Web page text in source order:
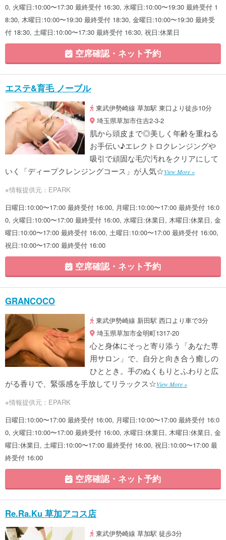
0, 火曜日:10:00〜17:30 最終受付 16:30, 水曜日:10:00〜19:30 最終受付 1
8:30, 木曜日:10:00〜19:30 最終受付 18:30, 金曜日:10:00〜19:30 最終受
付 18:30, 土曜日:10:00〜17:30 最終受付 16:30, 祝日:休業日
空席確認・ネット予約
エステ&育毛 ノーブル
東武伊勢崎線 草加駅 東口より徒歩10分
埼玉県草加市住吉2-3-2
肌から頭皮まで◎美しく年齢を重ねる
お手伝い♪エレクトロクレンジングや
吸引で頑固な毛穴汚れをクリアにして
いく「ディープクレンジングコース」が人気☆View More »
※情報提供元：EPARK
日曜日:10:00〜17:00 最終受付 16:00, 月曜日:10:00〜17:00 最終受付 16:0
0, 火曜日:10:00〜17:00 最終受付 16:00, 水曜日:休業日, 木曜日:休業日, 金
曜日:10:00〜17:00 最終受付 16:00, 土曜日:10:00〜17:00 最終受付 16:00,
祝日:10:00〜17:00 最終受付 16:00
空席確認・ネット予約
GRANCOCO
東武伊勢崎線 新田駅 西口より車で3分
埼玉県草加市金明町1317-20
心と身体にそっと寄り添う「あなた専
用サロン」で、自分と向き合う癒しの
ひととき。手のぬくもりとふわりと広
がる香りで、緊張感を手放してリラックス☆View More »
※情報提供元：EPARK
日曜日:10:00〜17:00 最終受付 16:00, 月曜日:10:00〜17:00 最終受付 16:0
0, 火曜日:10:00〜17:00 最終受付 16:00, 水曜日:休業日, 木曜日:休業日, 金
曜日:休業日, 土曜日:10:00〜17:00 最終受付 16:00, 祝日:10:00〜17:00 最
終受付 16:00
空席確認・ネット予約
Re.Ra.Ku 草加アコス店
東武伊勢崎線 草加駅 徒歩3分